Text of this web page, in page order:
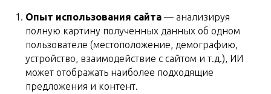
Опыт использования сайта — анализируя
полную картину полученных данных об одном
пользователе (местоположение, демографию,
устройство, взаимодействие с сайтом и т.д.), ИИ
может отображать наиболее подходящие
предложения и контент.